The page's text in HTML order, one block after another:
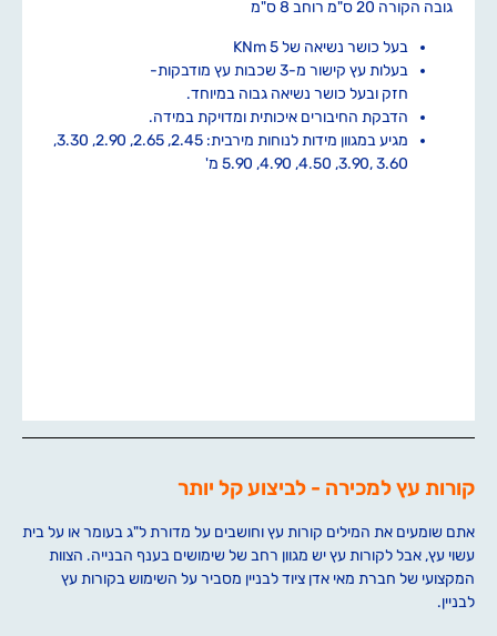
גובה הקורה 20 ס"מ רוחב 8 ס"מ
בעל כושר נשיאה של 5 KNm
בעלות עץ קישור מ-3 שכבות עץ מודבקות-
חזק ובעל כושר נשיאה גבוה במיוחד.
הדבקת החיבורים איכותית ומדויקת במידה.
מגיע במגוון מידות לנוחות מירבית: 2.45, 2.65, 2.90, 3.30,
3.60 ,3.90, 4.50, 4.90, 5.90 מ'
קורות עץ למכירה - לביצוע קל יותר
אתם שומעים את המילים קורות עץ וחושבים על מדורת ל"ג בעומר או על בית
עשוי עץ, אבל לקורות עץ יש מגוון רחב של שימושים בענף הבנייה. הצוות
המקצועי של חברת מאי אדן ציוד לבניין מסביר על השימוש בקורות עץ
לבניין.